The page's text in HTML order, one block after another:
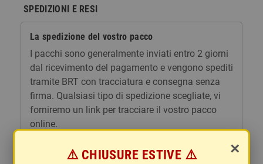
SPEDIZIONI E RESI
La spedizione del vostro pacco
I pacchi sono generalmente inviati entro 2 giorni
dal ricevimento del pagamento e vengono spediti
tramite BRT con tracciatura e consegna senza
firma. Qualsiasi tipo di spedizione scegliate, vi
forniremo un link per tracciare il vostro pacco
online.
gestione e imballaggio e le spese postali. I costi
×
⚠️ CHIUSURE ESTIVE ⚠️